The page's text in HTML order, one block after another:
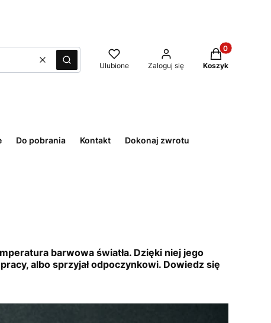
WyczyśćSzukaj Ulubione Zaloguj się
Produkty w
Koszyk
Do pobrania Kontakt Dokonaj zwrotu
barwowa światła. Dzięki niej jego
albo sprzyjał odpoczynkowi. Dowiedz się